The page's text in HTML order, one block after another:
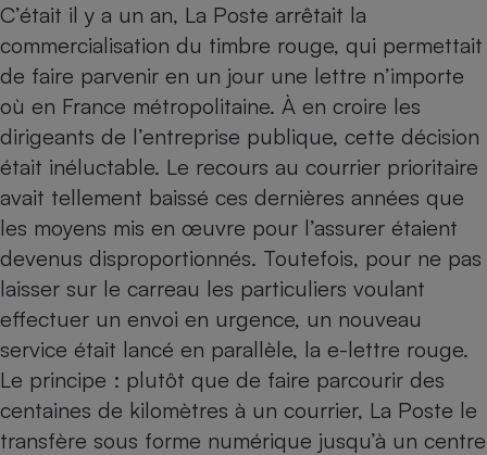
C’était il y a un an, La Poste arrêtait la
commercialisation du timbre rouge, qui permettait
de faire parvenir en un jour une lettre n’importe
où en France métropolitaine. À en croire les
dirigeants de l’entreprise publique, cette décision
était inéluctable. Le recours au courrier prioritaire
avait tellement baissé ces dernières années que
les moyens mis en œuvre pour l’assurer étaient
devenus disproportionnés. Toutefois, pour ne pas
laisser sur le carreau les particuliers voulant
effectuer un envoi en urgence, un nouveau
service était lancé en parallèle, la e-lettre rouge.
Le principe : plutôt que de faire parcourir des
centaines de kilomètres à un courrier, La Poste le
transfère sous forme numérique jusqu’à un centre
Complément
alimentaire
bouteille
Assurance emprunteur
Petit électroménager -
Lave-linge
Téléviseur
Matelas
Radiateur électrique
Mutuelle